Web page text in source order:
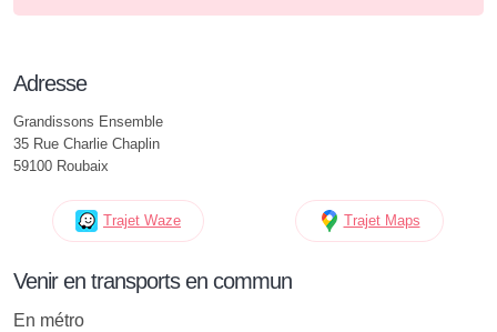
Adresse
Grandissons Ensemble
35 Rue Charlie Chaplin
59100 Roubaix
Trajet Waze Trajet Maps
Venir en transports en commun
En métro